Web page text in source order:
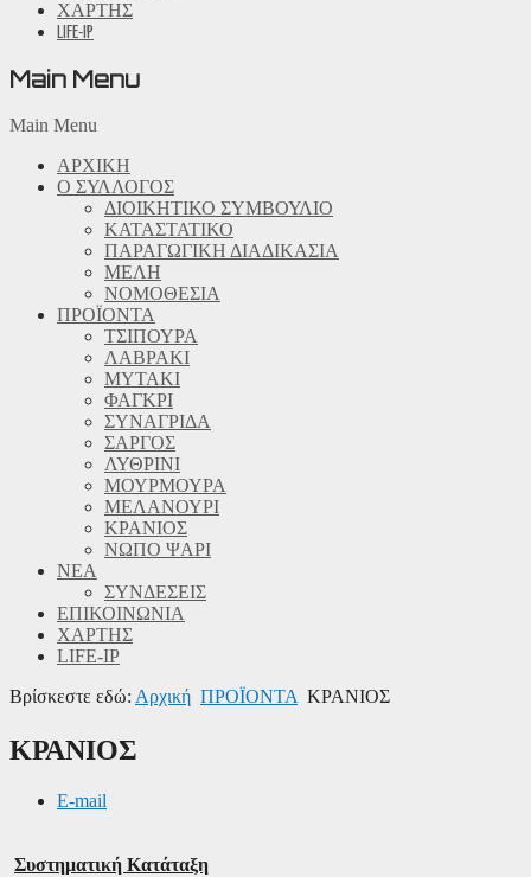
ΧΑΡΤΗΣ
LIFE-IP
Main Menu
Main Menu
ΑΡΧΙΚΗ
Ο ΣΥΛΛΟΓΟΣ
ΔΙΟΙΚΗΤΙΚΟ ΣΥΜΒΟΥΛΙΟ
ΚΑΤΑΣΤΑΤΙΚΟ
ΠΑΡΑΓΩΓΙΚΗ ΔΙΑΔΙΚΑΣΙΑ
ΜΕΛΗ
ΝΟΜΟΘΕΣΙΑ
ΠΡΟΪΟΝΤΑ
ΤΣΙΠΟΥΡΑ
ΛΑΒΡΑΚΙ
ΜΥΤΑΚΙ
ΦΑΓΚΡΙ
ΣΥΝΑΓΡΙΔΑ
ΣΑΡΓΟΣ
ΛΥΘΡΙΝΙ
ΜΟΥΡΜΟΥΡΑ
ΜΕΛΑΝΟΥΡΙ
ΚΡΑΝΙΟΣ
ΝΩΠΟ ΨΑΡΙ
ΝΕΑ
ΣΥΝΔΕΣΕΙΣ
ΕΠΙΚΟΙΝΩΝΙΑ
ΧΑΡΤΗΣ
LIFE-IP
Βρίσκεστε εδώ: Αρχική ΠΡΟΪΟΝΤΑ ΚΡΑΝΙΟΣ
ΚΡΑΝΙΟΣ
E-mail
Συστηματική Κατάταξη